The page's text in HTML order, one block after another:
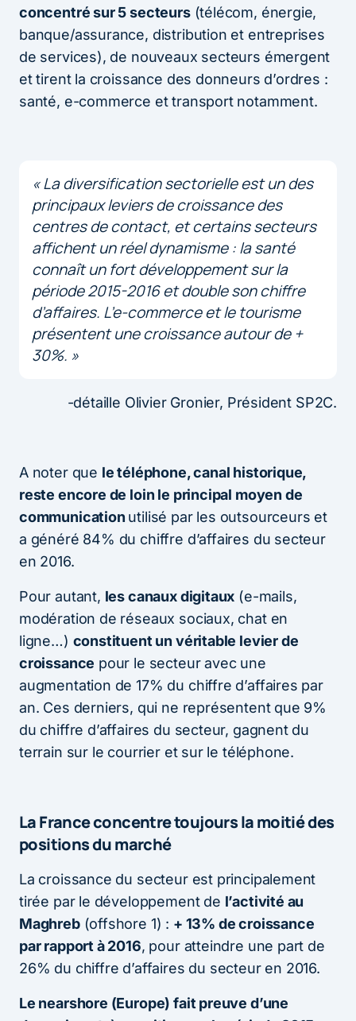
concentré sur 5 secteurs(télécom, énergie,
banque/assurance, distribution et entreprises
de services), de nouveaux secteurs émergent
et tirent la croissance des donneurs d’ordres :
santé, e-commerce et transport notamment.
« La diversification sectorielle est un des
principaux leviers de croissance des
centres de contact, et certains secteurs
affichent un réel dynamisme : la santé
connaît un fort développement sur la
période 2015-2016 et double son chiffre
d’affaires. L’e-commerce et le tourisme
présentent une croissance autour de +
30%. »
-détaille Olivier Gronier, Président SP2C.
A noter que le téléphone, canal historique,
reste encore de loin le principal moyen de
communication utilisé par les outsourceurs et
a généré 84% du chiffre d’affaires du secteur
en 2016.
Pour autant, les canaux digitaux (e-mails,
modération de réseaux sociaux, chat en
ligne…) constituent un véritable levier de
croissance pour le secteur avec une
augmentation de 17% du chiffre d’affaires par
an. Ces derniers, qui ne représentent que 9%
du chiffre d’affaires du secteur, gagnent du
terrain sur le courrier et sur le téléphone.
La France concentre toujours la moitié des
positions du marché
La croissance du secteur est principalement
tirée par le développement de l’activité au
Maghreb(offshore 1) : + 13% de croissance
par rapport à 2016, pour atteindre une part de
26% du chiffre d’affaires du secteur en 2016.
Le nearshore (Europe) fait preuve d’une